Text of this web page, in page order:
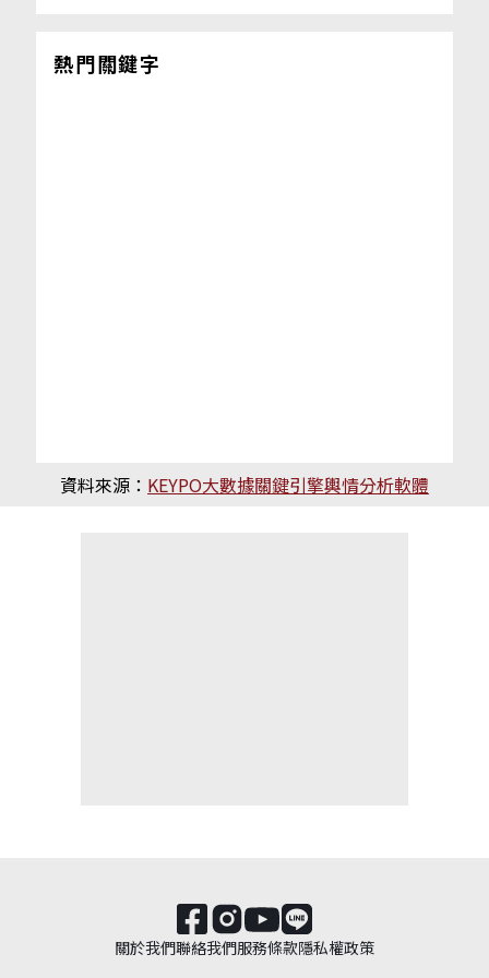
熱門關鍵字
資料來源： KEYPO大數據關鍵引擎輿情分析軟體
關於我們聯絡我們服務條款隱私權政策